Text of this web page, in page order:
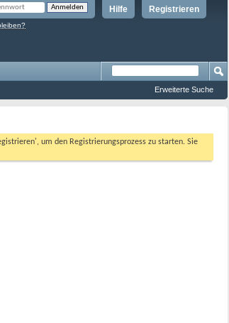
Registrieren
Hilfe
Erweiterte Suche
um den Registrierungsprozess zu starten. Sie